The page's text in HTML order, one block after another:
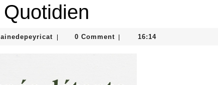
domainedepeyricat
0 Comment 16:14